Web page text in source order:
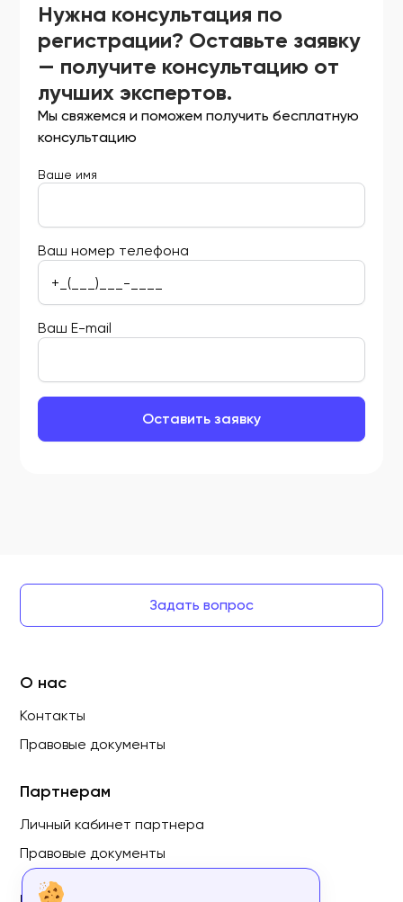
Нужна консультация по
регистрации? Оставьте заявку
— получите консультацию от
лучших экспертов.
Мы свяжемся и поможем получить бесплатную
консультацию
Ваше имя
Ваш номер телефона
Ваш E-mail
Оставить заявку
О нас
Контакты
Правовые документы
Партнерам
Личный кабинет партнера
Правовые документы
Задать вопрос